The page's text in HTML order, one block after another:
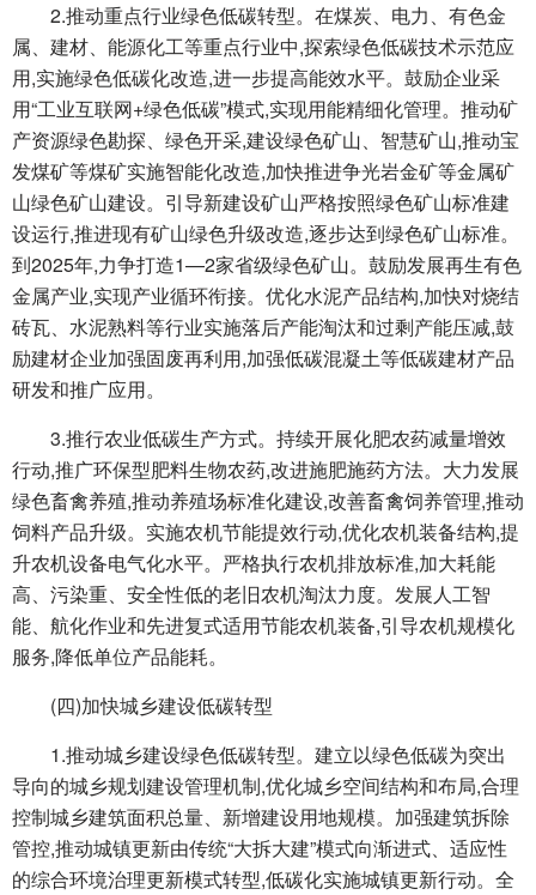
2.推动重点行业绿色低碳转型。在煤炭、电力、有色金
属、建材、能源化工等重点行业中,探索绿色低碳技术示范应
用,实施绿色低碳化改造,进一步提高能效水平。鼓励企业采
用“工业互联网+绿色低碳”模式,实现用能精细化管理。推动矿
产资源绿色勘探、绿色开采,建设绿色矿山、智慧矿山,推动宝
发煤矿等煤矿实施智能化改造,加快推进争光岩金矿等金属矿
山绿色矿山建设。引导新建设矿山严格按照绿色矿山标准建
设运行,推进现有矿山绿色升级改造,逐步达到绿色矿山标准。
到2025年,力争打造1—2家省级绿色矿山。鼓励发展再生有色
金属产业,实现产业循环衔接。优化水泥产品结构,加快对烧结
砖瓦、水泥熟料等行业实施落后产能淘汰和过剩产能压减,鼓
励建材企业加强固废再利用,加强低碳混凝土等低碳建材产品
研发和推广应用。
3.推行农业低碳生产方式。持续开展化肥农药减量增效
行动,推广环保型肥料生物农药,改进施肥施药方法。大力发展
绿色畜禽养殖,推动养殖场标准化建设,改善畜禽饲养管理,推动
饲料产品升级。实施农机节能提效行动,优化农机装备结构,提
升农机设备电气化水平。严格执行农机排放标准,加大耗能
高、污染重、安全性低的老旧农机淘汰力度。发展人工智
能、航化作业和先进复式适用节能农机装备,引导农机规模化
服务,降低单位产品能耗。
(四)加快城乡建设低碳转型
1.推动城乡建设绿色低碳转型。建立以绿色低碳为突出
导向的城乡规划建设管理机制,优化城乡空间结构和布局,合理
控制城乡建筑面积总量、新增建设用地规模。加强建筑拆除
管控,推动城镇更新由传统“大拆大建”模式向渐进式、适应性
的综合环境治理更新模式转型,低碳化实施城镇更新行动。全